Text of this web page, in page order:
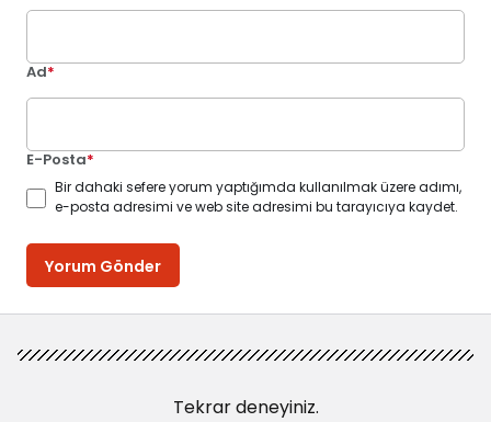
Ad*
E-Posta*
Bir dahaki sefere yorum yaptığımda kullanılmak üzere adımı,
e-posta adresimi ve web site adresimi bu tarayıcıya kaydet.
Yorum Gönder
Tekrar deneyiniz.